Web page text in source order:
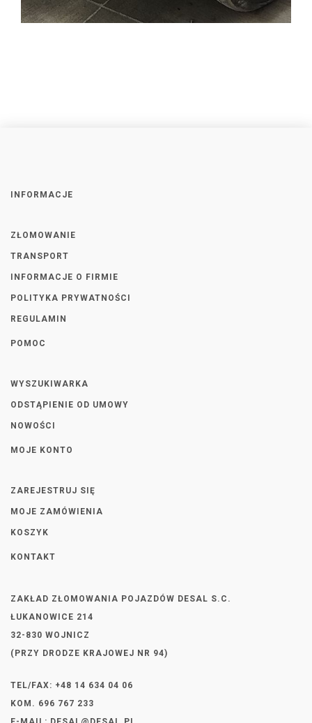
INFORMACJE
ZŁOMOWANIE
TRANSPORT
INFORMACJE O FIRMIE
POLITYKA PRYWATNOŚCI
REGULAMIN
POMOC
WYSZUKIWARKA
ODSTĄPIENIE OD UMOWY
NOWOŚCI
MOJE KONTO
ZAREJESTRUJ SIĘ
MOJE ZAMÓWIENIA
KOSZYK
KONTAKT
ZAKŁAD ZŁOMOWANIA POJAZDÓW DESAL S.C.
ŁUKANOWICE 214
32-830 WOJNICZ
(PRZY DRODZE KRAJOWEJ NR 94)
TEL/FAX: +48 14 634 04 06
KOM. 696 767 233